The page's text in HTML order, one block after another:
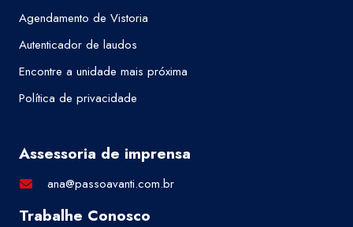
Agendamento de Vistoria
Autenticador de laudos
Encontre a unidade mais próxima
Política de privacidade
Assessoria de imprensa
ana@passoavanti.com.br
Trabalhe Conosco